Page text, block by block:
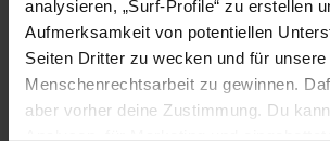
analysieren, „Surf-Profile“ zu erstellen
Aufmerksamkeit von potentiellen
Seiten Dritter zu wecken und für unsere
Menschenrechtsarbeit zu gewinnen.
aber vorher deine Zustimmung. Du
HISTORIE DIESER URGENT ACTION
11. AUGUST 2011
Zwangsräumung durchgeführt
Drohende Zwangsräumung am 11.